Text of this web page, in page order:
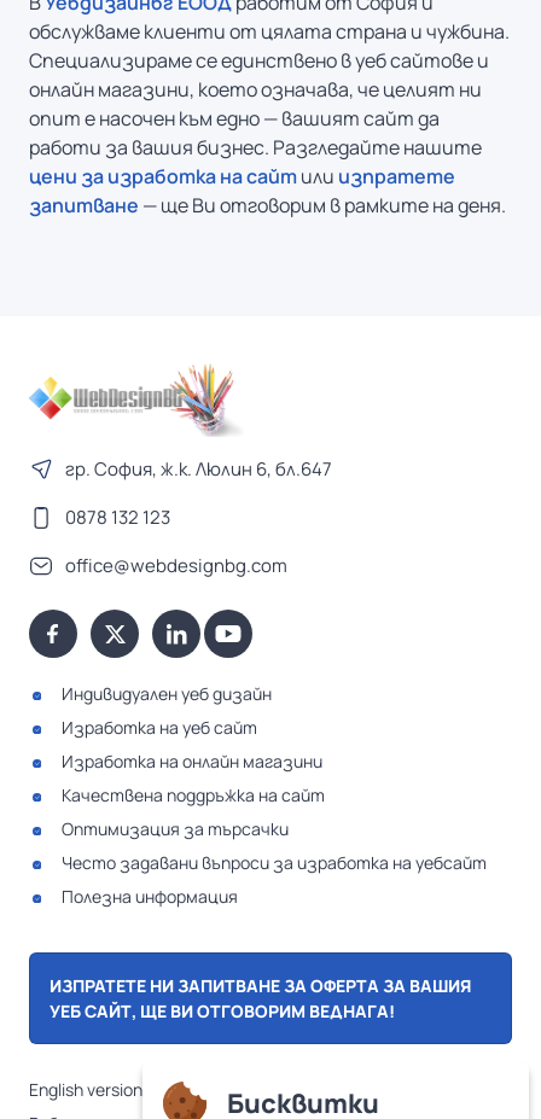
обслужваме клиенти от цялата страна и чужбина.
Специализираме се единствено в уеб сайтове и
онлайн магазини, което означава, че целият ни
опит е насочен към едно — вашият сайт да
работи за вашия бизнес. Разгледайте нашите
цени за изработка на сайтили изпратете
запитване — ще Ви отговорим в рамките на деня.
гр. София, ж.к. Люлин 6, бл.647
0878 132 123
office@webdesignbg.com
Индивидуален уеб дизайн
Изработка на уеб сайт
Изработка на онлайн магазини
Качествена поддръжка на сайт
Оптимизация за търсачки
Често задавани въпроси за изработка на уебсайт
Полезна информация
ИЗПРАТЕТЕ НИ ЗАПИТВАНЕ ЗА ОФЕРТА ЗА ВАШИЯ
УЕБ САЙТ, ЩЕ ВИ ОТГОВОРИМ ВЕДНАГА!
English version
Бисквитки